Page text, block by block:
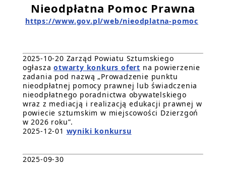
Nieodpłatna Pomoc Prawna
https://www.gov.pl/web/nieodplatna-pomoc
2025-10-20 Zarząd Powiatu Sztumskiego
ogłaszaotwarty konkurs ofert na powierzenie
zadania pod nazwą „Prowadzenie punktu
nieodpłatnej pomocy prawnej lub świadczenia
nieodpłatnego poradnictwa obywatelskiego
wraz z mediacją i realizacją edukacji prawnej w
powiecie sztumskim w miejscowości Dzierzgoń
w 2026 roku”.
2025-12-01 wyniki konkursu
2025-09-30